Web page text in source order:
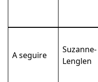
A seguire
Suzanne-
Lenglen